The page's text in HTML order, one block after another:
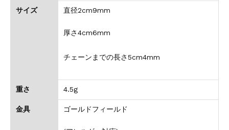
サイズ 直径2cm9mm
厚さ4cm6mm
チェーンまでの長さ5cm4mm
重さ 4.5g
金具 ゴールドフィールド